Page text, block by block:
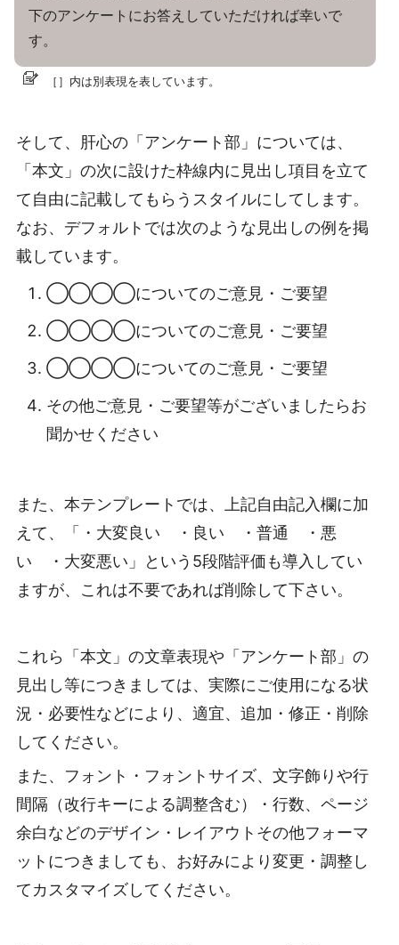
下のアンケートにお答えしていただければ幸いで
す。
［］内は別表現を表しています。
そして、肝心の「アンケート部」については、
「本文」の次に設けた枠線内に見出し項目を立て
て自由に記載してもらうスタイルにしてします。
なお、デフォルトでは次のような見出しの例を掲
載しています。
◯◯◯◯についてのご意見・ご要望
◯◯◯◯についてのご意見・ご要望
◯◯◯◯についてのご意見・ご要望
その他ご意見・ご要望等がございましたらお
聞かせください
また、本テンプレートでは、上記自由記入欄に加
えて、「・大変良い ・良い ・普通 ・悪
い ・大変悪い」という5段階評価も導入してい
ますが、これは不要であれば削除して下さい。
これら「本文」の文章表現や「アンケート部」の
見出し等につきましては、実際にご使用になる状
況・必要性などにより、適宜、追加・修正・削除
してください。
また、フォント・フォントサイズ、文字飾りや行
間隔（改行キーによる調整含む）・行数、ページ
余白などのデザイン・レイアウトその他フォーマ
ットにつきましても、お好みにより変更・調整し
てカスタマイズしてください。